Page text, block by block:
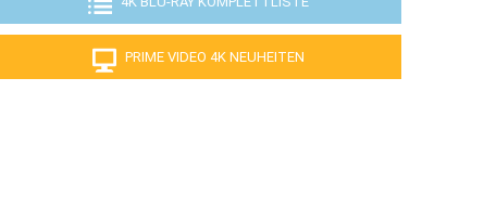
PRIME VIDEO 4K NEUHEITEN